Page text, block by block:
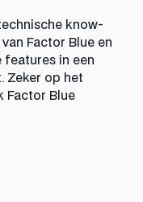
know-
Factor Blue en
features in een
Zeker op het
Factor Blue